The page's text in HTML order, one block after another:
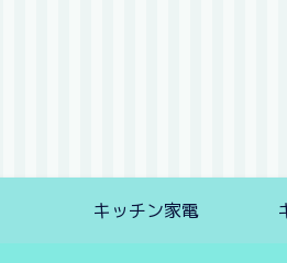
キッチン家電